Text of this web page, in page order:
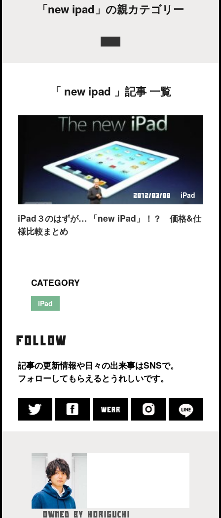
「new ipad」の親カテゴリー
「 new ipad 」記事 一覧
iPad３のはずが… 「new iPad」！？ 価格&仕
様比較まとめ
2012/03/08 iPad
CATEGORY
iPad
FOLLOW
記事の更新情報や日々の出来事はSNSで。
フォローしてもらえるとうれしいです。
OWNED BY HORIGUCHI